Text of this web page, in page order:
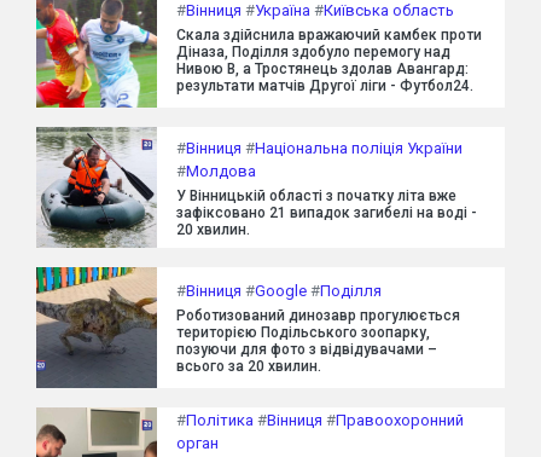
#Вінниця #Україна #Київська область
Скала здійснила вражаючий камбек проти
Діназа, Поділля здобуло перемогу над
Нивою В, а Тростянець здолав Авангард:
результати матчів Другої ліги - Футбол24.
#Вінниця #Національна поліція України
#Молдова
У Вінницькій області з початку літа вже
зафіксовано 21 випадок загибелі на воді -
20 хвилин.
#Вінниця #Google #Поділля
Роботизований динозавр прогулюється
територією Подільського зоопарку,
позуючи для фото з відвідувачами –
всього за 20 хвилин.
#Політика #Вінниця #Правоохоронний
орган